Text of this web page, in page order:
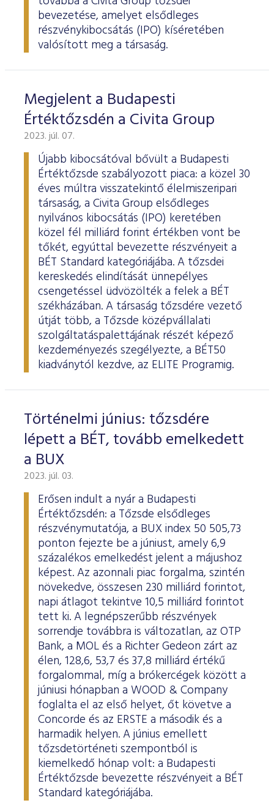
bevezetése, amelyet elsődleges
részvénykibocsátás (IPO) kíséretében
valósított meg a társaság.
Megjelent a Budapesti
Értéktőzsdén a Civita Group
2023. júl. 07.
Újabb kibocsátóval bővült a Budapesti
Értéktőzsde szabályozott piaca: a közel 30
éves múltra visszatekintő élelmiszeripari
társaság, a Civita Group elsődleges
nyilvános kibocsátás (IPO) keretében
közel fél milliárd forint értékben vont be
tőkét, egyúttal bevezette részvényeit a
BÉT Standard kategóriájába. A tőzsdei
kereskedés elindítását ünnepélyes
csengetéssel üdvözölték a felek a BÉT
székházában. A társaság tőzsdére vezető
útját több, a Tőzsde középvállalati
szolgáltatáspalettájának részét képező
kezdeményezés szegélyezte, a BÉT50
kiadványtól kezdve, az ELITE Programig.
Történelmi június: tőzsdére
lépett a BÉT, tovább emelkedett
a BUX
2023. júl. 03.
Erősen indult a nyár a Budapesti
Értéktőzsdén: a Tőzsde elsődleges
részvénymutatója, a BUX index 50 505,73
ponton fejezte be a júniust, amely 6,9
százalékos emelkedést jelent a májushoz
képest. Az azonnali piac forgalma, szintén
növekedve, összesen 230 milliárd forintot,
napi átlagot tekintve 10,5 milliárd forintot
tett ki. A legnépszerűbb részvények
sorrendje továbbra is változatlan, az OTP
Bank, a MOL és a Richter Gedeon zárt az
élen, 128,6, 53,7 és 37,8 milliárd értékű
forgalommal, míg a brókercégek között a
júniusi hónapban a WOOD & Company
foglalta el az első helyet, őt követve a
Concorde és az ERSTE a második és a
harmadik helyen. A június emellett
tőzsdetörténeti szempontból is
kiemelkedő hónap volt: a Budapesti
Értéktőzsde bevezette részvényeit a BÉT
Standard kategóriájába.